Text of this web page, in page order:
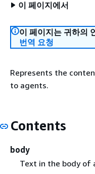
이 페이지에서
이 페이지는 귀하의
번역 요청
Represents the
to agents.
Contents
body
Text in the body of